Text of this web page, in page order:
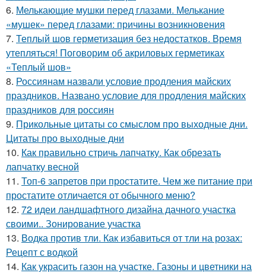
6. Мелькающие мушки перед глазами. Мелькание
«мушек» перед глазами: причины возникновения
7. Теплый шов герметизация без недостатков. Время
утепляться! Поговорим об акриловых герметиках
«Теплый шов»
8. Россиянам назвали условие продления майских
праздников. Названо условие для продления майских
праздников для россиян
9. Прикольные цитаты со смыслом про выходные дни.
Цитаты про выходные дни
10. Как правильно стричь лапчатку. Как обрезать
лапчатку весной
11. Топ-6 запретов при простатите. Чем же питание при
простатите отличается от обычного меню?
12. 72 идеи ландшафтного дизайна дачного участка
своими.. Зонирование участка
13. Водка против тли. Как избавиться от тли на розах:
Рецепт с водкой
14. Как украсить газон на участке. Газоны и цветники на